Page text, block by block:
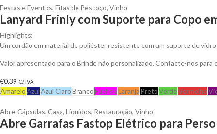
Festas e Eventos, Fitas de Pescoço, Vinho
Lanyard Frinly com Suporte para Copo
Highlights:
Um cordão em material de poliéster resistente com um suporte de
Valor apresentado para o Brinde não personalizado. Contacte-nos
€0,39 C/ IVA
AmareloAzulAzul ClaroBrancoFuchsiaLaranja PretoVerdeVermelho
Abre-Cápsulas, Casa, Líquidos, Restauração, Vinho
Abre Garrafas Fastop Elétrico para